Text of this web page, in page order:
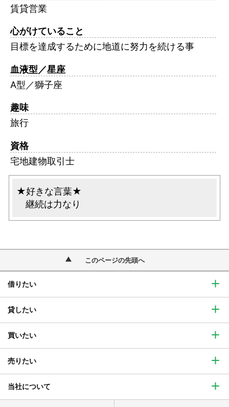
賃貸営業
心がけていること
目標を達成するために地道に努力を続ける事
血液型／星座
A型／獅子座
趣味
旅行
資格
宅地建物取引士
★好きな言葉★
継続は力なり
このページの先頭へ
借りたい
貸したい
買いたい
売りたい
当社について